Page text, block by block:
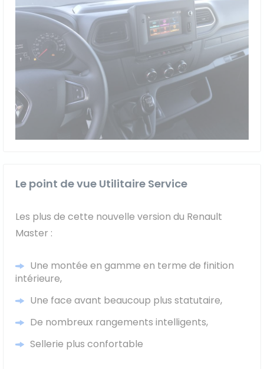
Le point de vue Utilitaire Service
Les plus de cette nouvelle version du Renault
Master :
Une montée en gamme en terme de finition
intérieure,
Une face avant beaucoup plus statutaire,
De nombreux rangements intelligents,
Sellerie plus confortable